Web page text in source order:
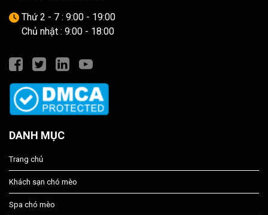
Thứ 2 - 7 : 9:00 - 19:00
Chủ nhật : 9:00 - 18:00
DANH MỤC
Trang chủ
Khách sạn chó mèo
Spa chó mèo